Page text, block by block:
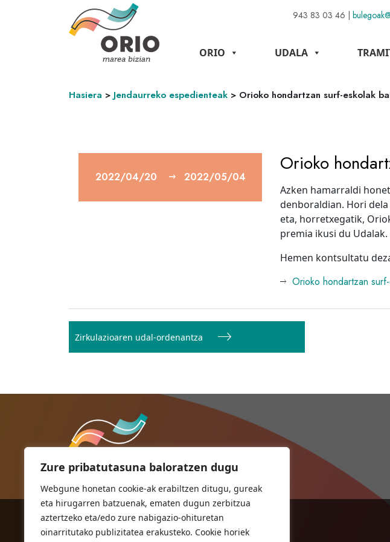
Zure pribatutasuna baloratzen dugu
Webgune honetan cookie-ak erabiltzen ditugu, gureak
eta hirugarren batzuenak, ematen dugun zerbitzua
aztertzeko eta/edo zure nabigazio-ohituretan
oinarritutako publizitatea erakusteko. Cookie horiek
943 83 03 46 |
ORIO UDALA
Hasiera > Jendaurreko espedienteak > Orioko hondartzan surf-eskolak
2022/04/20 2022/05/04
Orioko
Azken hamarraldi
denboraldian. Hori
eta, horretxegatik,
premia ikusi du Udalak.
Hemen kontsultatu
Orioko hondartzan
Bidalketetan
zehar
Zirkulazioaren udal-ordenantza
ORIOKO UDALA
Herriko plaza,1